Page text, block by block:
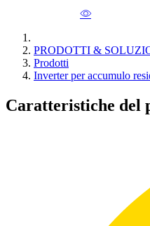
PRODOTTI &
Prodotti
Inverter per accumulo
Caratteristiche del